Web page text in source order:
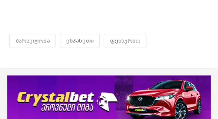
ბარსელონა ესპანეთი ფეხბურთი